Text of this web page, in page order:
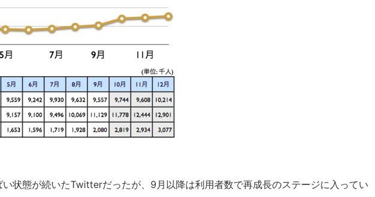
状態が続いたTwitterだったが、9月以降は利用者数で再成長のステージに入ってい